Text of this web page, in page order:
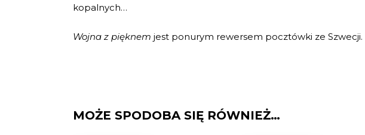
kopalnych…
Wojna z pięknem jest ponurym rewersem pocztówki ze
MOŻE SPODOBA SIĘ RÓWNIEŻ…